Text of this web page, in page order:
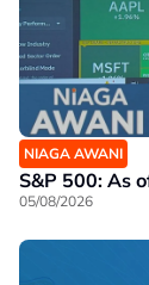
NIAGA AWANI
S&P 500: As
05/08/2026